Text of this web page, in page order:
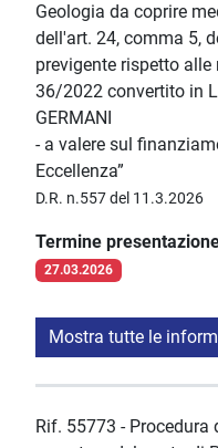
Geologia da coprire
dell'art. 24, comma 5,
previgente rispetto
36/2022 convertito in
GERMANI
- a valere sul
Eccellenza”
D.R. n.557 del 11.3.2026
Termine
27.03.2026
Mostra tutte le
Rif. 55773 -